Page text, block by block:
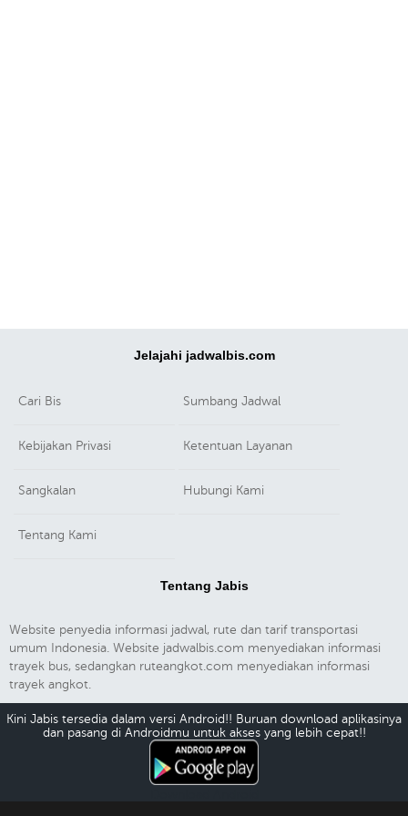
Jelajahi jadwalbis.com
Cari Bis Sumbang Jadwal
Kebijakan Privasi Ketentuan Layanan
Sangkalan Hubungi Kami
Tentang Kami
Tentang Jabis
Website penyedia informasi jadwal, rute dan tarif transportasi
umum Indonesia. Website jadwalbis.com menyediakan informasi
trayek bus, sedangkan ruteangkot.com menyediakan informasi
trayek angkot.
Kini Jabis tersedia dalam versi Android!! Buruan download aplikasinya
dan pasang di Androidmu untuk akses yang lebih cepat!!